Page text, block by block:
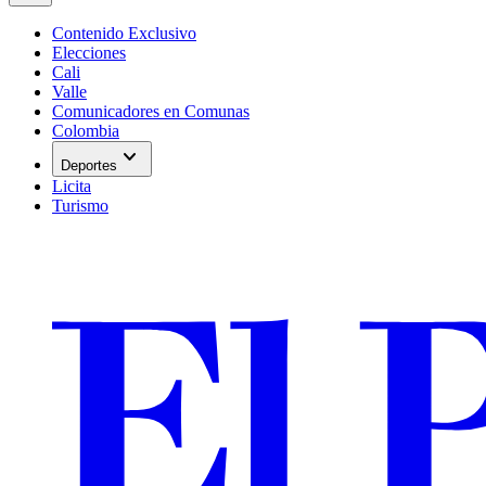
Contenido Exclusivo
Elecciones
Cali
Valle
Comunicadores en Comunas
Colombia
Deportes expand_more
Licita
Turismo